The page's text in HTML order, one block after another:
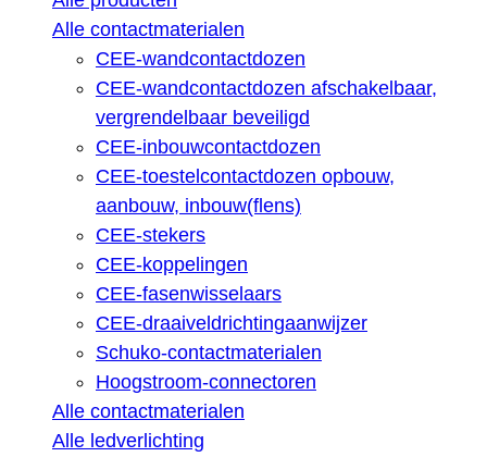
Alle contactmaterialen
CEE-wandcontactdozen
CEE-wandcontactdozen afschakelbaar,
vergrendelbaar beveiligd
CEE-inbouwcontactdozen
CEE-toestelcontactdozen opbouw,
aanbouw, inbouw(flens)
CEE-stekers
CEE-koppelingen
CEE-fasenwisselaars
CEE-draaiveldrichtingaanwijzer
Schuko-contactmaterialen
Hoogstroom-connectoren
Alle contactmaterialen
Alle ledverlichting